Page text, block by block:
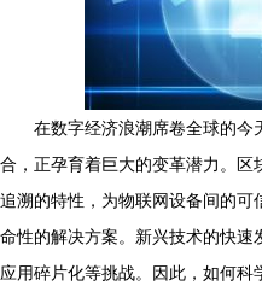
在数字经济浪潮席卷全球的今
合，正孕育着巨大的变革潜力。
追溯的特性，为物联网设备间的
命性的解决方案。新兴技术的快速
应用碎片化等挑战。因此，如何科